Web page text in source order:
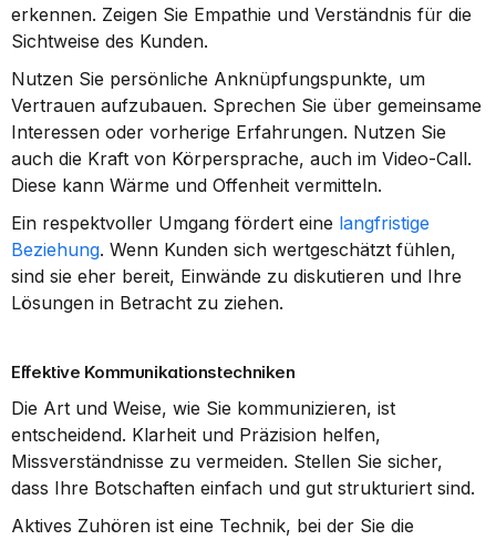
erkennen. Zeigen Sie Empathie und Verständnis für die
Sichtweise des Kunden.
Nutzen Sie persönliche Anknüpfungspunkte, um
Vertrauen aufzubauen. Sprechen Sie über gemeinsame
Interessen oder vorherige Erfahrungen. Nutzen Sie
auch die Kraft von Körpersprache, auch im Video-Call.
Diese kann Wärme und Offenheit vermitteln.
Ein respektvoller Umgang fördert eine langfristige
Beziehung. Wenn Kunden sich wertgeschätzt fühlen,
sind sie eher bereit, Einwände zu diskutieren und Ihre
Lösungen in Betracht zu ziehen.
Effektive Kommunikationstechniken
Die Art und Weise, wie Sie kommunizieren, ist
entscheidend. Klarheit und Präzision helfen,
Missverständnisse zu vermeiden. Stellen Sie sicher,
dass Ihre Botschaften einfach und gut strukturiert sind.
Aktives Zuhören ist eine Technik, bei der Sie die